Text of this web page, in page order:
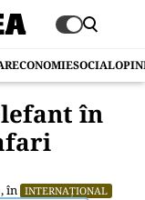
ECONOMIESOCIAL
în
, în INTERNAȚIONAL